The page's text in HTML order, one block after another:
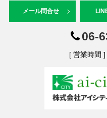
メール問合せ
06-
[ 営業時間